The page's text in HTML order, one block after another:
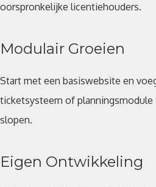
oorspronkelijke licentiehouders.
Modulair Groeien
Start met een basiswebsite en
ticketsysteem of
slopen.
Eigen Ontwikkeling